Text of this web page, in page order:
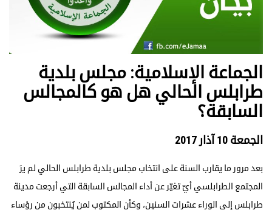
الجماعة الإسلامية: مجلس بلدية
طرابلس الحالي هل هو كالمجالس
السابقة؟
الجمعة 10 آذار 2017
بعد مرور ما يقارب السنة على انتخاب مجلس بلدية طرابلس الحالي لم يرَ
المجتمع الطرابلسي أيّ تغيّر عن أداء المجالس السابقة التي أرجعت مدينة
طرابلس إلى الوراء عشرات السنين، وكأن المكتوب لمن يُنتخبون من رؤساء